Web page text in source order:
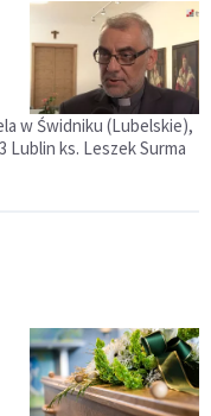
w Świdniku (Lubelskie),
Lublin ks. Leszek Surma